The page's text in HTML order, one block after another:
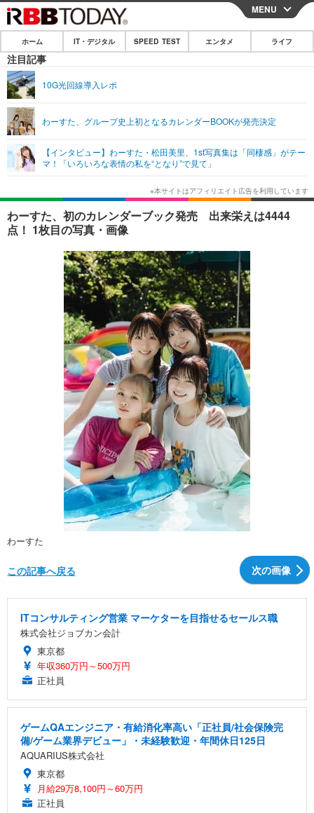
CLOSE
ホーム
IT・デジタル
ショッピング その他
SPEED TEST
エンタメ
エンタメTOP 映画・ドラマ
韓国・芸能
音楽 スポーツ
ショッピング その他
ライフ
ライフTOP グルメ
ペット ショッピング
その他
リリース一覧
プッシュ通知の停止方法
MENU
ホーム IT・デジタル SPEED TEST エンタメ ライフ
注目記事
10G光回線導入レポ
わーすた、グループ史上初となるカレンダーBOOKが発売決定
【インタビュー】わーすた・松田美里、1st写真集は「同棲感」がテー
マ！「いろいろな表情の私を“となり”で見て」
わーすた、初のカレンダーブック発売 出来栄えは4444
点！ 1枚目の写真・画像
わーすた
次の画像
この記事へ戻る
ITコンサルティング営業 マーケターを目指せるセールス職
株式会社ジョブカン会計
東京都
年収360万円～500万円
正社員
ゲームQAエンジニア・有給消化率高い「正社員/社会保険完
備/ゲーム業界デビュー」・未経験歓迎・年間休日125日
AQUARIUS株式会社
東京都
月給29万8,100円～60万円
正社員